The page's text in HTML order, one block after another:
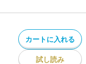
カートに入れる
試し読み